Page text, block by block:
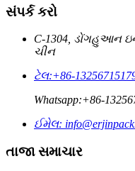
સંપર્ક કરો
C-1304, ડોંગહુઆન
ચીન
ટેલ:+86-
Whatsapp:+86-
ઈમેલ:
તાજા સમાચાર